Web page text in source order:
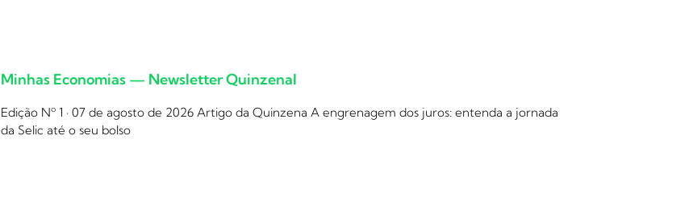
Minhas Economias — Newsletter Quinzenal
Edição Nº 1 · 07 de agosto de 2026 Artigo da Quinzena A engrenagem dos juros: entenda a jornada
da Selic até o seu bolso